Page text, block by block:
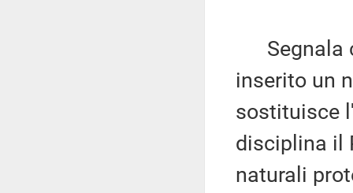
Segnala
inserito un
sostituisce
disciplina il
naturali